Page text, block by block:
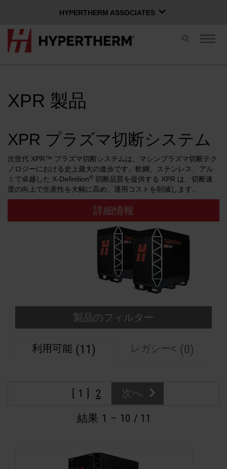
HYPERTHERM ASSOCIATES
Hypertherm プラズマ
切
ナ
替
る
Xnetにログイン
ユーザー名
ログイン
お問い合わせ Xnetログイン
製品
購入情報
XPR 製品
XPR プラズマ切断システム
次世代 XPR™ プラズマ切断システムは、マシンプラズマ切断テク
ノロジーにおける史上最大の進歩です。軟鋼、ステンレス、アル
ミで卓越した X-Definition® 切断品質を提供する XPR は、切断速
度の向上で生産性を大幅に高め、運用コストを削減します。
詳細情報
製品のフィルター
利用可能 (11) レガシー< (0)
1 2 次へ
結果 1 – 10 / 11